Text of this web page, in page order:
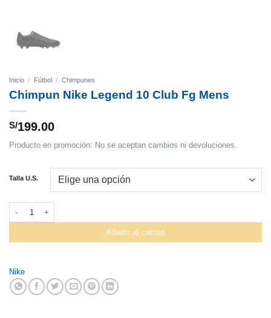
Inicio / Fútbol / Chimpunes
Chimpun Nike Legend 10 Club Fg Mens
S/199.00
Producto en promoción: No se aceptan cambios ni devoluciones.
Talla U.S.
Añadir al carrito
Nike